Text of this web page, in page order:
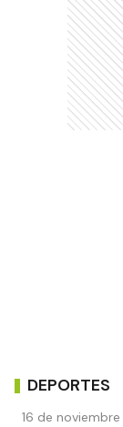
DEPORTES
16 de